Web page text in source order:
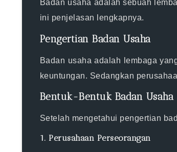
Badan usaha adalah sebuah
ini penjelasan lengkapnya.
Pengertian Badan Usaha
Badan usaha adalah lembaga
keuntungan. Sedangkan
Bentuk-Bentuk Badan Usaha
Setelah mengetahui pengertian
1. Perusahaan Perseorangan